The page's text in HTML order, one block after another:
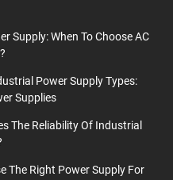
Supply: When To Choose AC
Power Supply Types:
Supplies
The Reliability Of Industrial
The Right Power Supply For